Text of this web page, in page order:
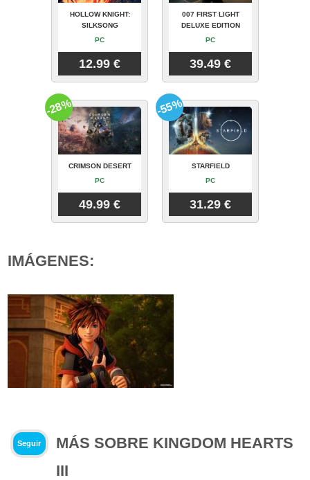
HOLLOW KNIGHT:
SILKSONG
PC
12.99 €
007 FIRST LIGHT
DELUXE EDITION
PC
39.49 €
CRIMSON DESERT
PC
49.99 €
-28%
STARFIELD
PC
31.29 €
-55%
IMÁGENES:
Seguir
MÁS SOBRE KINGDOM HEARTS
III